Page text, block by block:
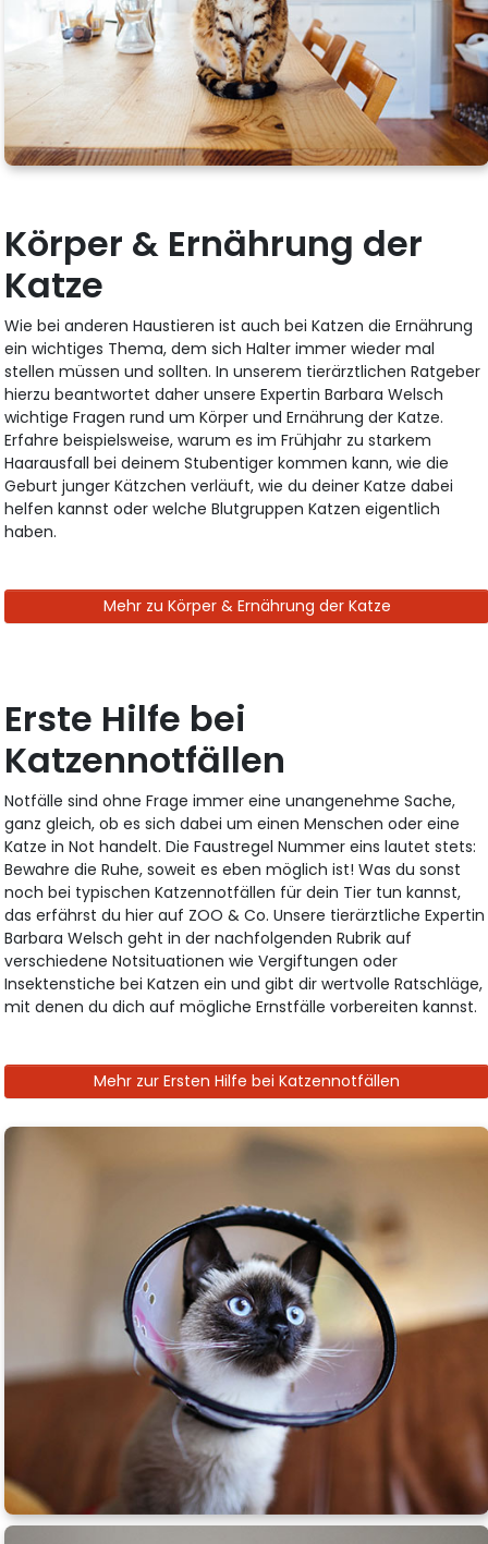
Körper & Ernährung der
Katze
Wie bei anderen Haustieren ist auch bei Katzen die Ernährung
ein wichtiges Thema, dem sich Halter immer wieder mal
stellen müssen und sollten. In unserem tierärztlichen Ratgeber
hierzu beantwortet daher unsere Expertin Barbara Welsch
wichtige Fragen rund um Körper und Ernährung der Katze.
Erfahre beispielsweise, warum es im Frühjahr zu starkem
Haarausfall bei deinem Stubentiger kommen kann, wie die
Geburt junger Kätzchen verläuft, wie du deiner Katze dabei
helfen kannst oder welche Blutgruppen Katzen eigentlich
haben.
Mehr zu Körper & Ernährung der Katze
Erste Hilfe bei
Katzennotfällen
Notfälle sind ohne Frage immer eine unangenehme Sache,
ganz gleich, ob es sich dabei um einen Menschen oder eine
Katze in Not handelt. Die Faustregel Nummer eins lautet stets:
Bewahre die Ruhe, soweit es eben möglich ist! Was du sonst
noch bei typischen Katzennotfällen für dein Tier tun kannst,
das erfährst du hier auf ZOO & Co. Unsere tierärztliche Expertin
Barbara Welsch geht in der nachfolgenden Rubrik auf
verschiedene Notsituationen wie Vergiftungen oder
Insektenstiche bei Katzen ein und gibt dir wertvolle Ratschläge,
mit denen du dich auf mögliche Ernstfälle vorbereiten kannst.
Mehr zur Ersten Hilfe bei Katzennotfällen